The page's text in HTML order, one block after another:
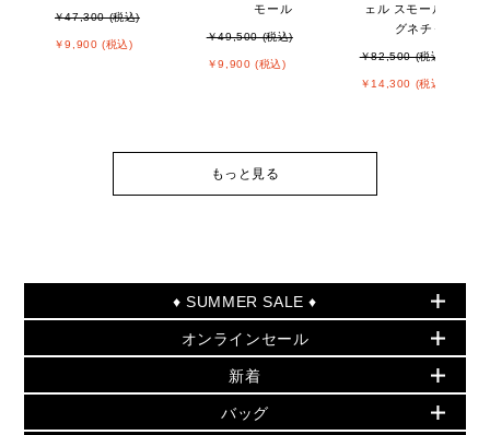
￥47,300 (税込)
￥9,900 (税込)
モール
￥49,500 (税込)
￥9,900 (税込)
ェル スモール - MKシ
グネチャー
￥82,500 (税込)
￥14,300 (税込)
もっと見る
♦ SUMMER SALE ♦
セールおすすめアイテム
▶ ウィメンズ
バッグ
オンラインセール
PRODUCT OF THE MONTH - 今月の特別価格
再値下げアイテム
新着
夏のスタイル
バッグ